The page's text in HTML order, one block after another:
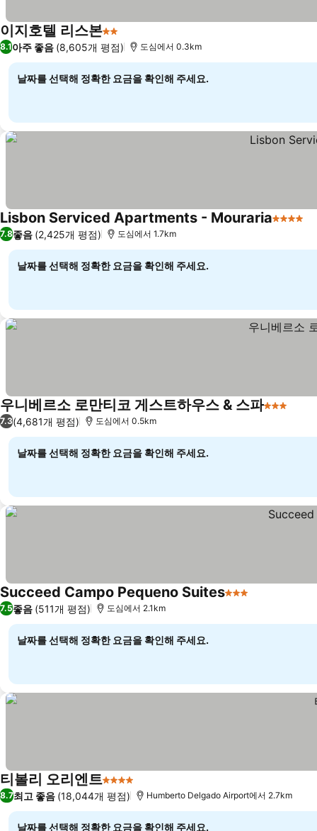
이지호텔 리스본2 성급
8.1아주 좋음 (8,605개 평점) 도심에서 0.3km
날짜를 선택해 정확한 요금을 확인해 주세요.
Lisbon Serviced Apartments - Mouraria4 성급
7.8좋음 (2,425개 평점) 도심에서 1.7km
날짜를 선택해 정확한 요금을 확인해 주세요.
우니베르소 로만티코 게스트하우스 & 스파3 성급
7.3(4,681개 평점) 도심에서 0.5km
날짜를 선택해 정확한 요금을 확인해 주세요.
Succeed Campo Pequeno Suites3 성급
7.5좋음 (511개 평점) 도심에서 2.1km
날짜를 선택해 정확한 요금을 확인해 주세요.
티볼리 오리엔트4 성급
8.7최고 좋음 (18,044개 평점) Humberto Delgado Airport에서 2.7km
날짜를 선택해 정확한 요금을 확인해 주세요.